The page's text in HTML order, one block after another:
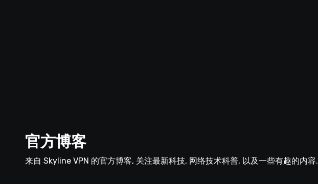
官方博客
来自 Skyline VPN 的官方博客, 关注最新科技, 网络技术科普, 以及一些有趣的内容.